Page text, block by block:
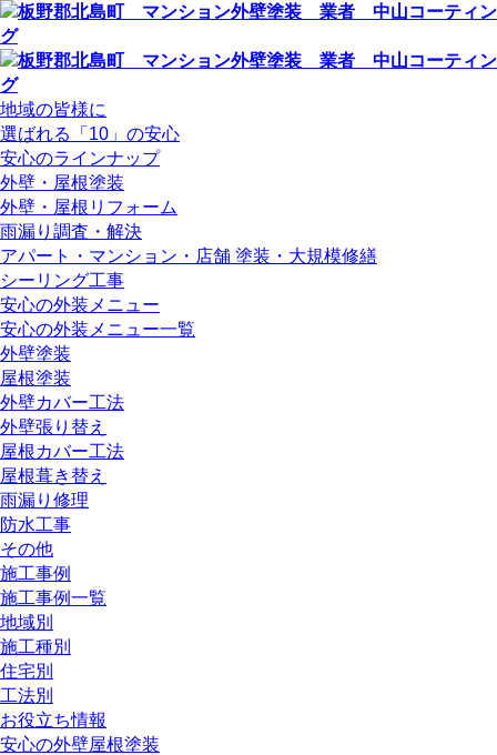
地域の皆様に
選ばれる「10」の安心
安心のラインナップ
外壁・屋根塗装
外壁・屋根リフォーム
雨漏り調査・解決
アパート・マンション・店舗 塗装・大規模修繕
シーリング工事
安心の外装メニュー
安心の外装メニュー一覧
外壁塗装
屋根塗装
外壁カバー工法
外壁張り替え
屋根カバー工法
屋根葺き替え
雨漏り修理
防水工事
その他
施工事例
施工事例一覧
地域別
施工種別
住宅別
工法別
お役立ち情報
安心の外壁屋根塗装